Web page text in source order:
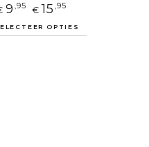
9 ,95 € 15 ,95
OPTIES